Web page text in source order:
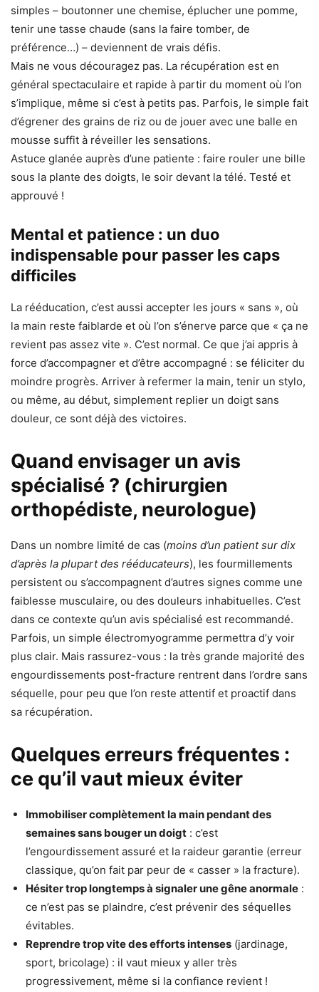
simples – boutonner une chemise, éplucher une pomme,
tenir une tasse chaude (sans la faire tomber, de
préférence…) – deviennent de vrais défis.
Mais ne vous découragez pas. La récupération est en
général spectaculaire et rapide à partir du moment où l’on
s’implique, même si c’est à petits pas. Parfois, le simple fait
d’égrener des grains de riz ou de jouer avec une balle en
mousse suffit à réveiller les sensations.
Astuce glanée auprès d’une patiente : faire rouler une bille
sous la plante des doigts, le soir devant la télé. Testé et
approuvé !
Mental et patience : un duo
indispensable pour passer les caps
difficiles
La rééducation, c’est aussi accepter les jours « sans », où
la main reste faiblarde et où l’on s’énerve parce que « ça ne
revient pas assez vite ». C’est normal. Ce que j’ai appris à
force d’accompagner et d’être accompagné : se féliciter du
moindre progrès. Arriver à refermer la main, tenir un stylo,
ou même, au début, simplement replier un doigt sans
douleur, ce sont déjà des victoires.
Quand envisager un avis
spécialisé ? (chirurgien
orthopédiste, neurologue)
Dans un nombre limité de cas (moins d’un patient sur dix
d’après la plupart des rééducateurs), les fourmillements
persistent ou s’accompagnent d’autres signes comme une
faiblesse musculaire, ou des douleurs inhabituelles. C’est
dans ce contexte qu’un avis spécialisé est recommandé.
Parfois, un simple électromyogramme permettra d’y voir
plus clair. Mais rassurez-vous : la très grande majorité des
engourdissements post-fracture rentrent dans l’ordre sans
séquelle, pour peu que l’on reste attentif et proactif dans
sa récupération.
Quelques erreurs fréquentes :
ce qu’il vaut mieux éviter
Immobiliser complètement la main pendant des
semaines sans bouger un doigt : c’est
l’engourdissement assuré et la raideur garantie (erreur
classique, qu’on fait par peur de « casser » la fracture).
Hésiter trop longtemps à signaler une gêne anormale :
ce n’est pas se plaindre, c’est prévenir des séquelles
évitables.
Reprendre trop vite des efforts intenses (jardinage,
sport, bricolage) : il vaut mieux y aller très
progressivement, même si la confiance revient !